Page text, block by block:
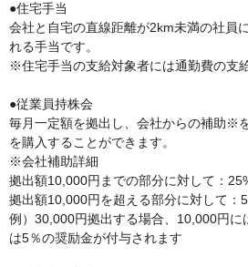
●住宅手当
会社と自宅の直線距離が2km未満の社員
れる手当です。
※住宅手当の支給対象者には通勤費の支
●従業員持株会
毎月一定額を拠出し、会社からの補助※
を購入することができます。
※会社補助詳細
拠出額10,000円までの部分に対して：
拠出額10,000円を超える部分に対して：
例）30,000円拠出する場合、10,000円に
は5％の奨励金が付与されます